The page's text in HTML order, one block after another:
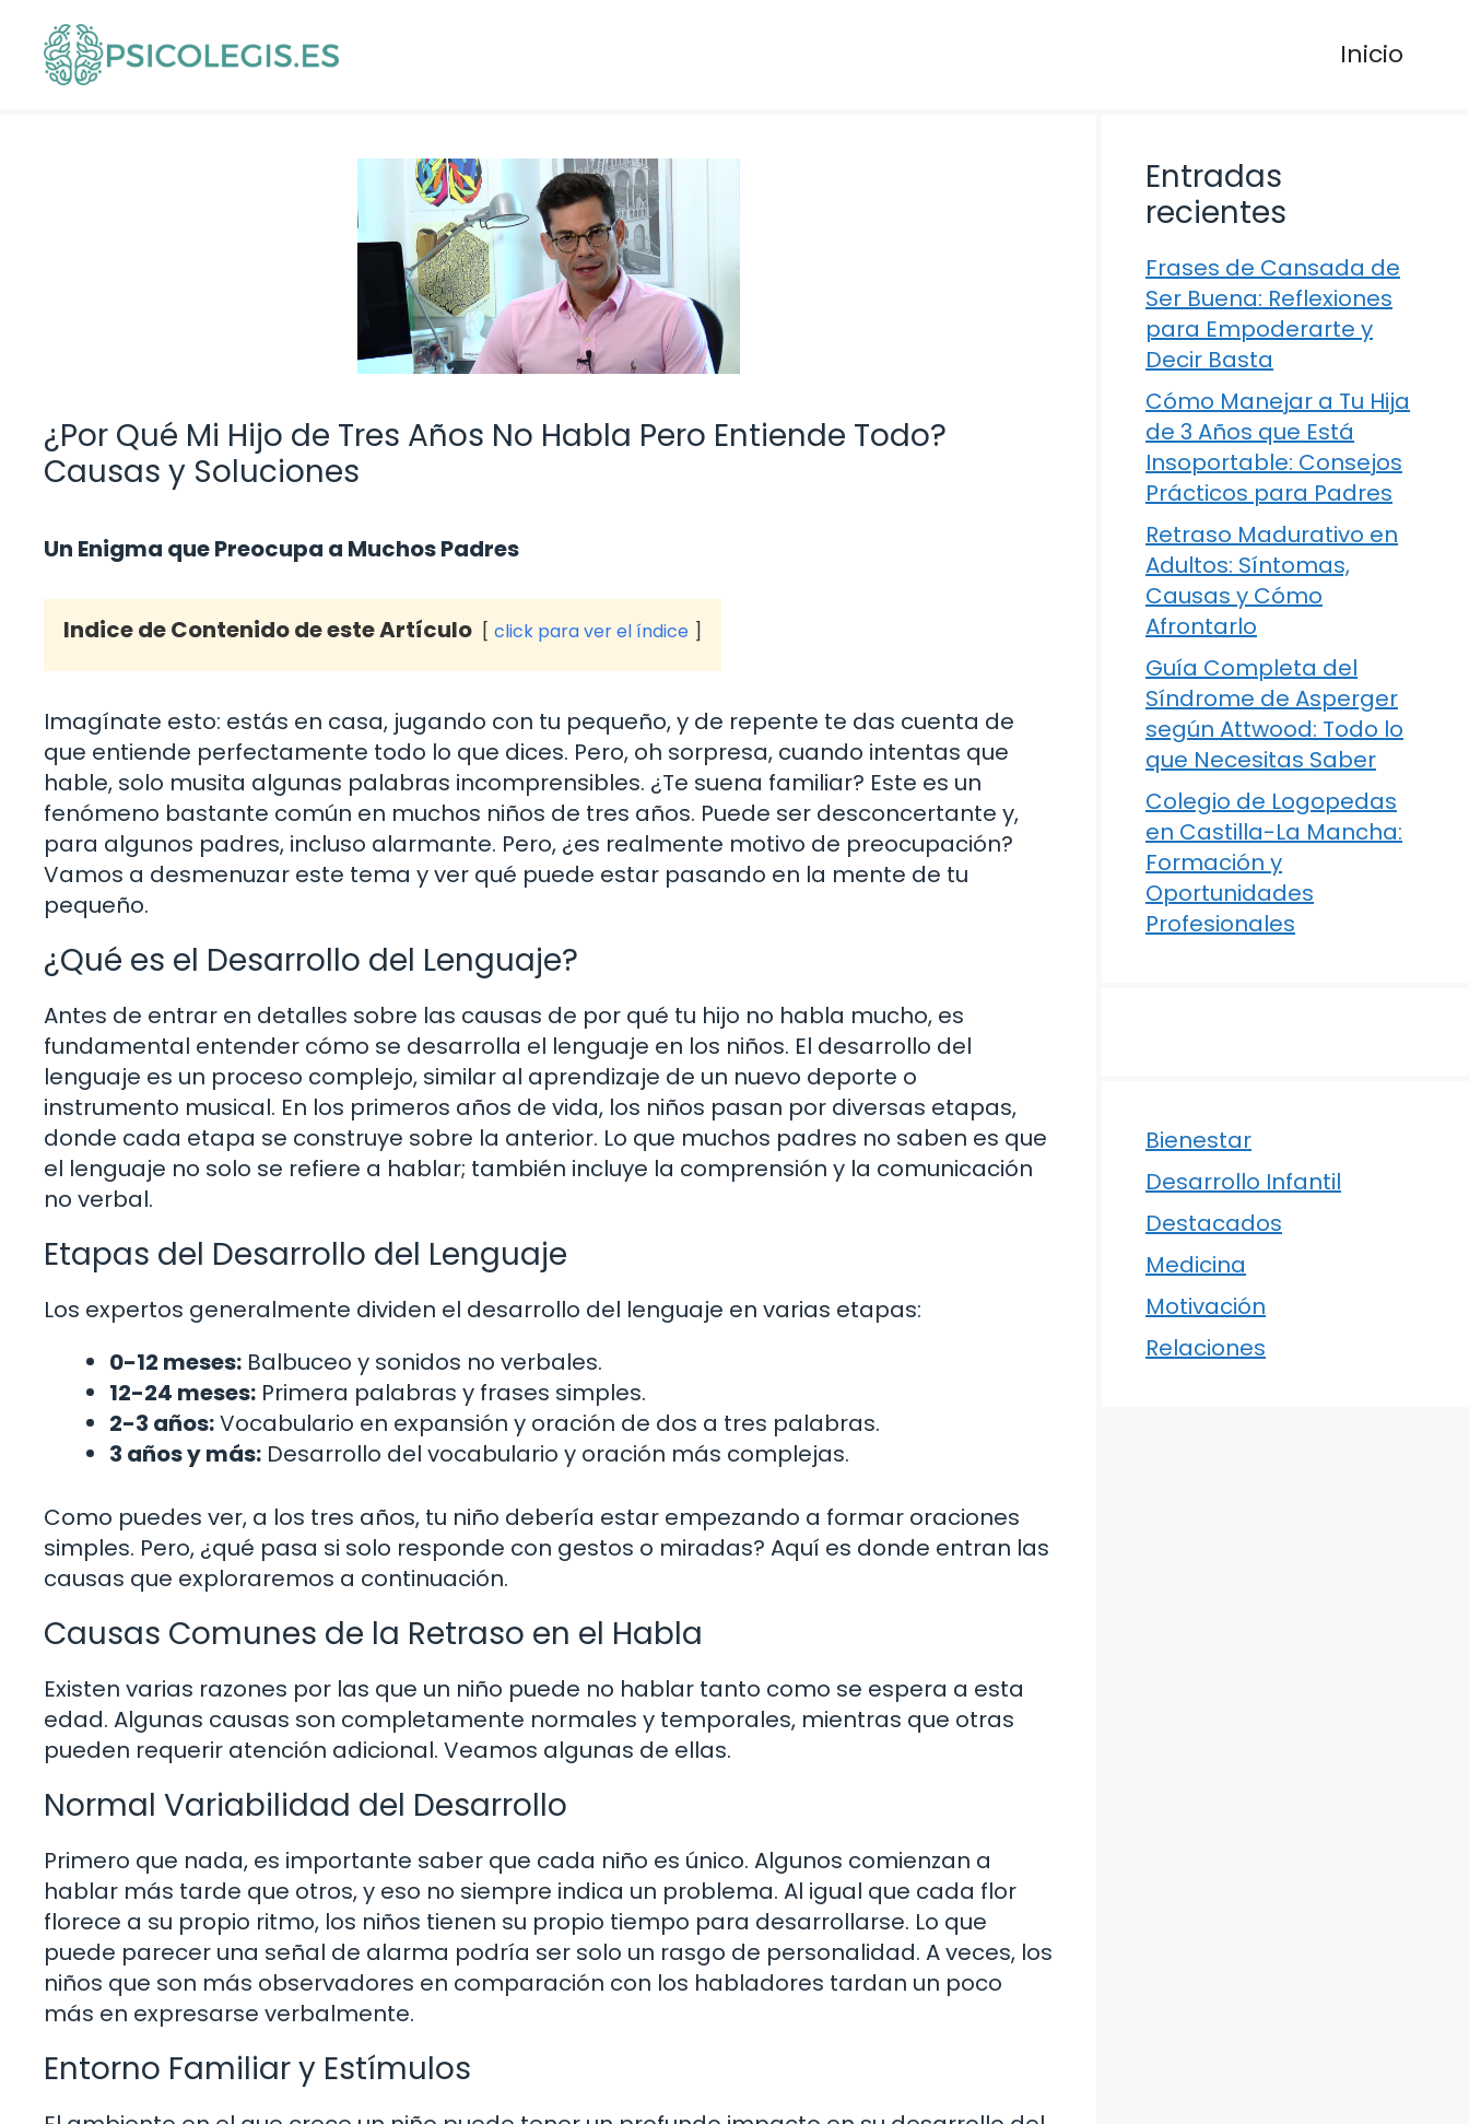
contenido
Inicio
¿Por Qué Mi Hijo de Tres Años No Habla Pero Entiende Todo?
Causas y Soluciones
Un Enigma que Preocupa a Muchos Padres
Indice de Contenido de este Artículo click para ver el índice
Imagínate esto: estás en casa, jugando con tu pequeño, y de repente te das cuenta de
que entiende perfectamente todo lo que dices. Pero, oh sorpresa, cuando intentas que
hable, solo musita algunas palabras incomprensibles. ¿Te suena familiar? Este es un
fenómeno bastante común en muchos niños de tres años. Puede ser desconcertante y,
para algunos padres, incluso alarmante. Pero, ¿es realmente motivo de preocupación?
Vamos a desmenuzar este tema y ver qué puede estar pasando en la mente de tu
pequeño.
¿Qué es el Desarrollo del Lenguaje?
Antes de entrar en detalles sobre las causas de por qué tu hijo no habla mucho, es
fundamental entender cómo se desarrolla el lenguaje en los niños. El desarrollo del
lenguaje es un proceso complejo, similar al aprendizaje de un nuevo deporte o
instrumento musical. En los primeros años de vida, los niños pasan por diversas etapas,
donde cada etapa se construye sobre la anterior. Lo que muchos padres no saben es que
el lenguaje no solo se refiere a hablar; también incluye la comprensión y la comunicación
no verbal.
Etapas del Desarrollo del Lenguaje
Los expertos generalmente dividen el desarrollo del lenguaje en varias etapas:
0-12 meses: Balbuceo y sonidos no verbales.
12-24 meses: Primera palabras y frases simples.
2-3 años:Vocabulario en expansión y oración de dos a tres palabras.
3 años y más: Desarrollo del vocabulario y oración más complejas.
Como puedes ver, a los tres años, tu niño debería estar empezando a formar oraciones
simples. Pero, ¿qué pasa si solo responde con gestos o miradas? Aquí es donde entran las
causas que exploraremos a continuación.
Causas Comunes de la Retraso en el Habla
Existen varias razones por las que un niño puede no hablar tanto como se espera a esta
edad. Algunas causas son completamente normales y temporales, mientras que otras
pueden requerir atención adicional. Veamos algunas de ellas.
Normal Variabilidad del Desarrollo
Primero que nada, es importante saber que cada niño es único. Algunos comienzan a
hablar más tarde que otros, y eso no siempre indica un problema. Al igual que cada flor
florece a su propio ritmo, los niños tienen su propio tiempo para desarrollarse. Lo que
puede parecer una señal de alarma podría ser solo un rasgo de personalidad. A veces, los
niños que son más observadores en comparación con los habladores tardan un poco
más en expresarse verbalmente.
Entorno Familiar y Estímulos
Entradas
recientes
Frases de Cansada de
Ser Buena: Reflexiones
para Empoderarte y
Decir Basta
Cómo Manejar a Tu Hija
de 3 Años que Está
Insoportable: Consejos
Prácticos para Padres
Retraso Madurativo en
Adultos: Síntomas,
Causas y Cómo
Afrontarlo
Guía Completa del
Síndrome de Asperger
según Attwood: Todo lo
que Necesitas Saber
Colegio de Logopedas
en Castilla-La Mancha:
Formación y
Oportunidades
Profesionales
Bienestar
Desarrollo Infantil
Destacados
Medicina
Motivación
Relaciones